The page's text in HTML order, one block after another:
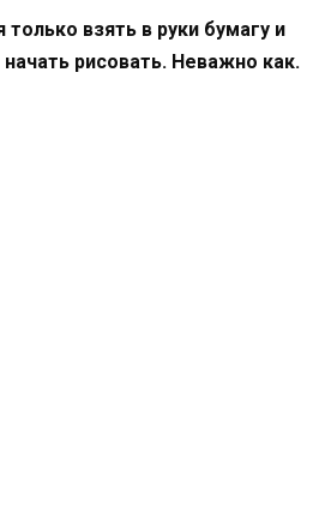
только взять в руки бумагу и
рисовать. Неважно как.